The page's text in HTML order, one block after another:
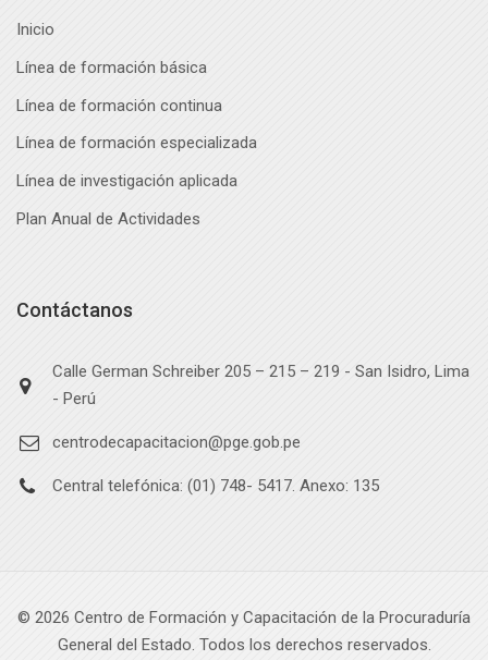
Inicio
Línea de formación básica
Línea de formación continua
Línea de formación especializada
Línea de investigación aplicada
Plan Anual de Actividades
Contáctanos
Calle German Schreiber 205 – 215 – 219 - San Isidro, Lima
- Perú
centrodecapacitacion@pge.gob.pe
Central telefónica: (01) 748- 5417. Anexo: 135
© 2026 Centro de Formación y Capacitación de la Procuraduría
General del Estado. Todos los derechos reservados.